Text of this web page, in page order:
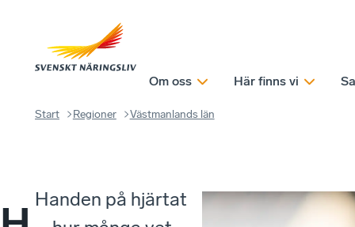
Om oss Här finns vi
Start Regioner Västmanlands län
Handen på hjärtat